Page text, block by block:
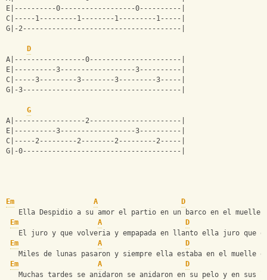
E|----------0------------------0----------|
C|-----1---------1--------1---------1-----|
G|-2--------------------------------------|
D
A|-----------------0----------------------|
E|----------3------------------3----------|
C|-----3---------3--------3---------3-----|
G|-3--------------------------------------|
G
A|-----------------2----------------------|
E|----------3------------------3----------|
C|-----2---------2--------2---------2-----|
G|-0--------------------------------------|
Em A
D
Ella Despidio a su amor el partio en un barco en el muelle
Em
A
D
El juro y que volveria y empapada en llanto ella juro que
Em
A
D
Miles de lunas pasaron y siempre ella estaba en el muelle
Em
A
D
Muchas tardes se anidaron se anidaron en su pelo y en sus